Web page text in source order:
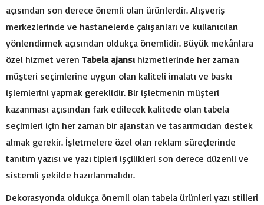
açısından son derece önemli olan ürünlerdir. Alışveriş
merkezlerinde ve hastanelerde çalışanları ve kullanıcıları
yönlendirmek açısından oldukça önemlidir. Büyük mekânlara
özel hizmet veren Tabela ajansı hizmetlerinde her zaman
müşteri seçimlerine uygun olan kaliteli imalatı ve baskı
işlemlerini yapmak gereklidir. Bir işletmenin müşteri
kazanması açısından fark edilecek kalitede olan tabela
seçimleri için her zaman bir ajanstan ve tasarımcıdan destek
almak gerekir. İşletmelere özel olan reklam süreçlerinde
tanıtım yazısı ve yazı tipleri işçilikleri son derece düzenli ve
sistemli şekilde hazırlanmalıdır.
Dekorasyonda oldukça önemli olan tabela ürünleri yazı stilleri